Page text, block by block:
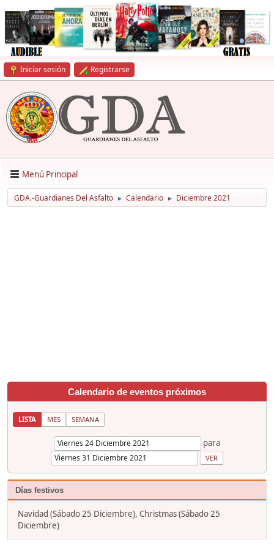
Iniciar sesión Registrarse
Menú Principal
GDA.-Guardianes Del Asfalto ► Calendario ► Diciembre 2021
Calendario de eventos próximos
LISTA MES SEMANA
para
Días festivos
Navidad (Sábado 25 Diciembre), Christmas (Sábado 25
Diciembre)